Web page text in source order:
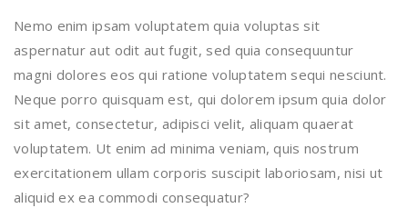
Nemo enim ipsam voluptatem quia voluptas sit
aspernatur aut odit aut fugit, sed quia consequuntur
magni dolores eos qui ratione voluptatem sequi nesciunt.
Neque porro quisquam est, qui dolorem ipsum quia dolor
sit amet, consectetur, adipisci velit, aliquam quaerat
voluptatem. Ut enim ad minima veniam, quis nostrum
exercitationem ullam corporis suscipit laboriosam, nisi ut
aliquid ex ea commodi consequatur?